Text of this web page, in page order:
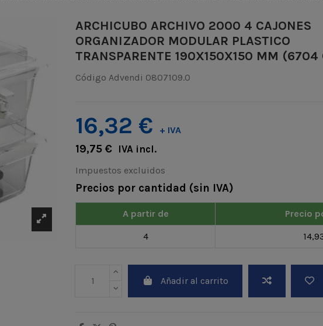
ARCHICUBO ARCHIVO 2000 4 CAJONES
ORGANIZADOR MODULAR PLASTICO
TRANSPARENTE 190X150X150 MM (6704
Código Advendi 0807109.0
16,32 € + IVA
19,75 € IVA incl.
Impuestos excluidos
Precios por cantidad (sin IVA)
A partir de Precio
4
Añadir al carrito